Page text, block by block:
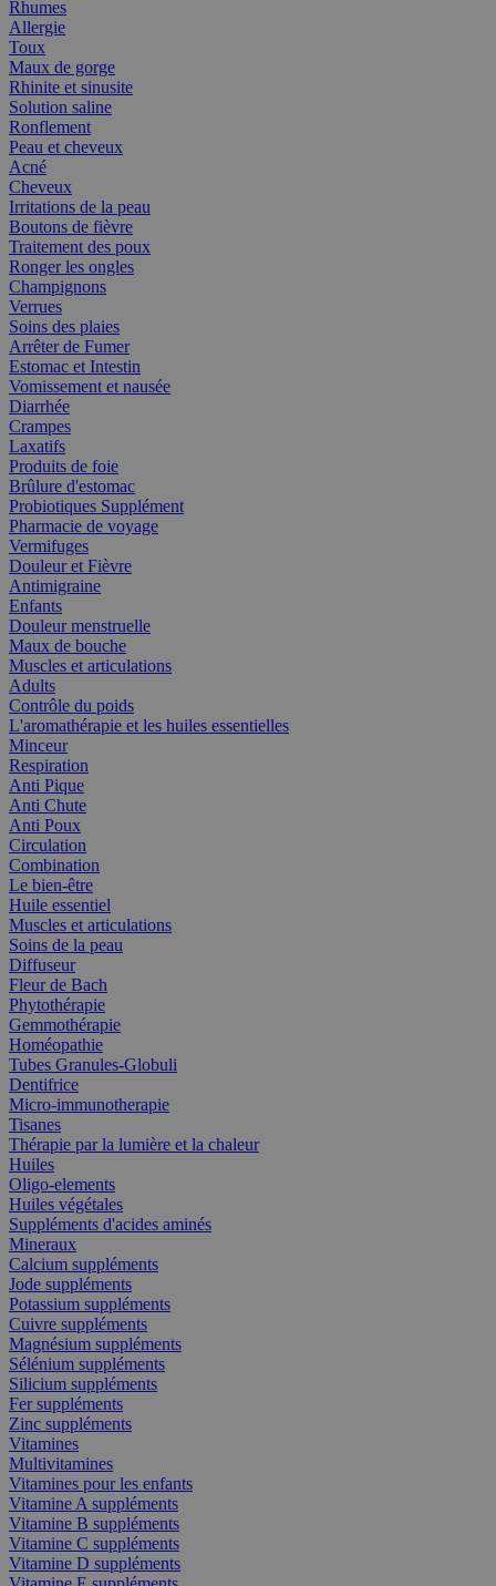
Rhumes
Allergie
Toux
Maux de gorge
Rhinite et sinusite
Solution saline
Ronflement
Peau et cheveux
Acné
Cheveux
Irritations de la peau
Boutons de fièvre
Traitement des poux
Ronger les ongles
Champignons
Verrues
Soins des plaies
Arrêter de Fumer
Estomac et Intestin
Vomissement et nausée
Diarrhée
Crampes
Laxatifs
Produits de foie
Brûlure d'estomac
Probiotiques Supplément
Pharmacie de voyage
Vermifuges
Douleur et Fièvre
Antimigraine
Enfants
Douleur menstruelle
Maux de bouche
Muscles et articulations
Adults
Contrôle du poids
L'aromathérapie et les huiles essentielles
Minceur
Respiration
Anti Pique
Anti Chute
Anti Poux
Circulation
Combination
Le bien-être
Huile essentiel
Muscles et articulations
Soins de la peau
Diffuseur
Fleur de Bach
Phytothérapie
Gemmothérapie
Homéopathie
Tubes Granules-Globuli
Dentifrice
Micro-immunotherapie
Tisanes
Thérapie par la lumière et la chaleur
Huiles
Oligo-elements
Huiles végétales
Suppléments d'acides aminés
Mineraux
Calcium suppléments
Jode suppléments
Potassium suppléments
Cuivre suppléments
Magnésium suppléments
Sélénium suppléments
Silicium suppléments
Fer suppléments
Zinc suppléments
Vitamines
Multivitamines
Vitamines pour les enfants
Vitamine A suppléments
Vitamine B suppléments
Vitamine C suppléments
Vitamine D suppléments